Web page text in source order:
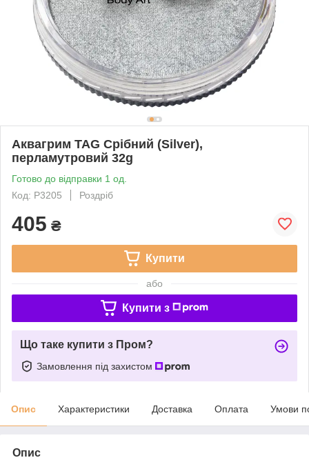
Аквагрим TAG Срібний (Silver),
перламутровий 32g
Готово до відправки 1 од.
Код: P3205
Роздріб
405 ₴
Купити
або
Купити з
Що таке купити з Пром?
Замовлення під захистом
Опис Характеристики Доставка Оплата Умови
Опис